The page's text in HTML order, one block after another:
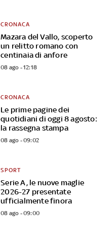
Mazara del Vallo, scoperto
un relitto romano con
centinaia di anfore
CRONACA
08 ago - 12:18
Le prime pagine dei
quotidiani di oggi 8 agosto:
la rassegna stampa
CRONACA
08 ago - 09:02
Serie A, le nuove maglie
2026-27 presentate
ufficialmente finora
SPORT
08 ago - 09:00